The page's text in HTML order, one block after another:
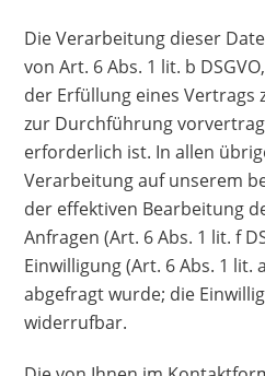
Die Verarbeitung dieser
von Art. 6 Abs. 1 lit. b
der Erfüllung eines Vertrags
zur Durchführung
erforderlich ist. In allen
Verarbeitung auf unserem
der effektiven Bearbeitung
Anfragen (Art. 6 Abs. 1 lit. f
Einwilligung (Art. 6 Abs. 1 lit.
abgefragt wurde; die
widerrufbar.